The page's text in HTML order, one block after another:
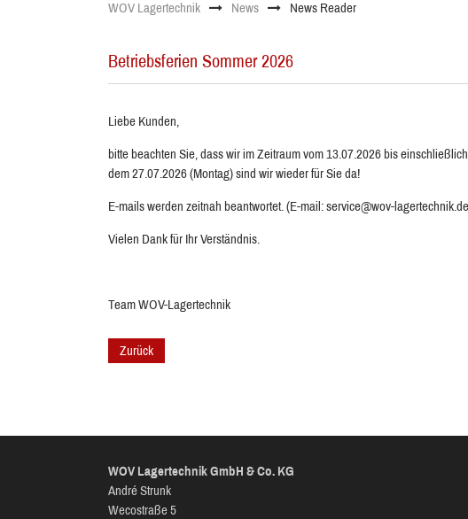
WOV Lagertechnik News News Reader
Betriebsferien Sommer 2026
Liebe Kunden,
bitte beachten Sie, dass wir im Zeitraum vom 13.07.2026 bis
dem 27.07.2026 (Montag) sind wir wieder für Sie da!
E-mails werden zeitnah beantwortet. (E-mail: service@wov-
Vielen Dank für Ihr Verständnis.
Team WOV-Lagertechnik
Zurück
WOV Lagertechnik GmbH & Co. KG
André Strunk
Wecostraße 5